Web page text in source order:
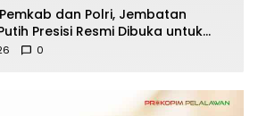
dan Polri, Jembatan
Presisi Resmi Dibuka untuk
Desa Rangsang
0